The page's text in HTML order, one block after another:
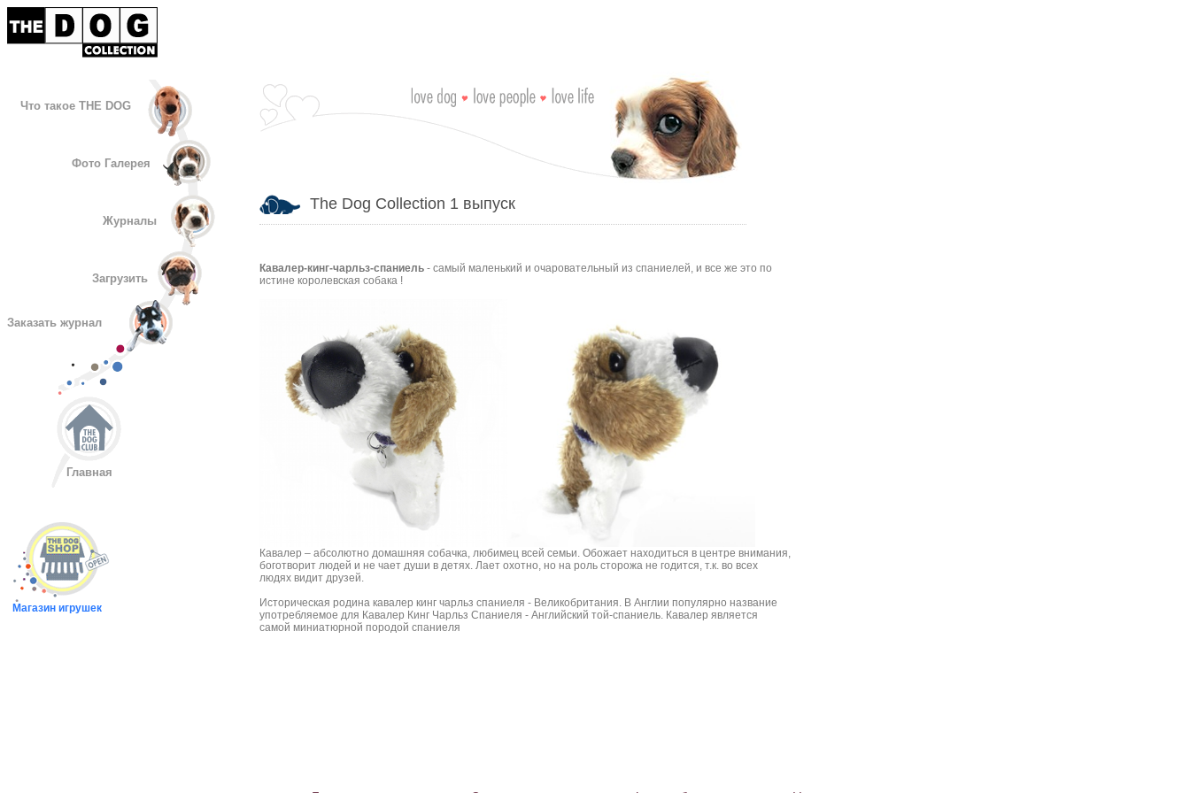
Что такое THE DOG
Фото Галерея
Журналы
Загрузить
Заказать журнал
Главная
Магазин игрушек
The Dog Collection 1 выпуск
Кавалер-кинг-чарльз-спаниель - самый маленький и очаровательный из спаниелей, и все же это по
истине королевская собака !
Кавалер – абсолютно домашняя собачка, любимец всей семьи. Обожает находиться в центре внимания,
боготворит людей и не чает души в детях. Лает охотно, но на роль сторожа не годится, т.к. во всех
людях видит друзей.
Историческая родина кавалер кинг чарльз спаниеля - Великобритания. В Англии популярно название
употребляемое для Кавалер Кинг Чарльз Спаниеля - Английский той-спаниель. Кавалер является
самой миниатюрной породой спаниеля